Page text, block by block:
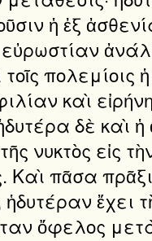
ἡ ἐξ
πολεμίοις
καὶ
δὲ καὶ ἡ
νυκτὸς εἰς
Καὶ πᾶσα
ἡδυτέραν ἔχει
ὄφελος